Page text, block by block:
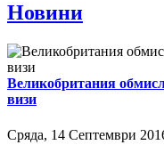
Новини
Великобритания
визи
Сряда, 14 Септември